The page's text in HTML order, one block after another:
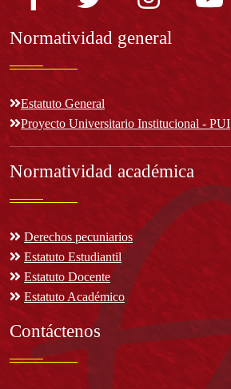
Normatividad general
Estatuto General
Proyecto Universitario Institucional - PUI
Normatividad académica
Derechos pecuniarios
Estatuto Estudiantil
Estatuto Docente
Estatuto Académico
Contáctenos